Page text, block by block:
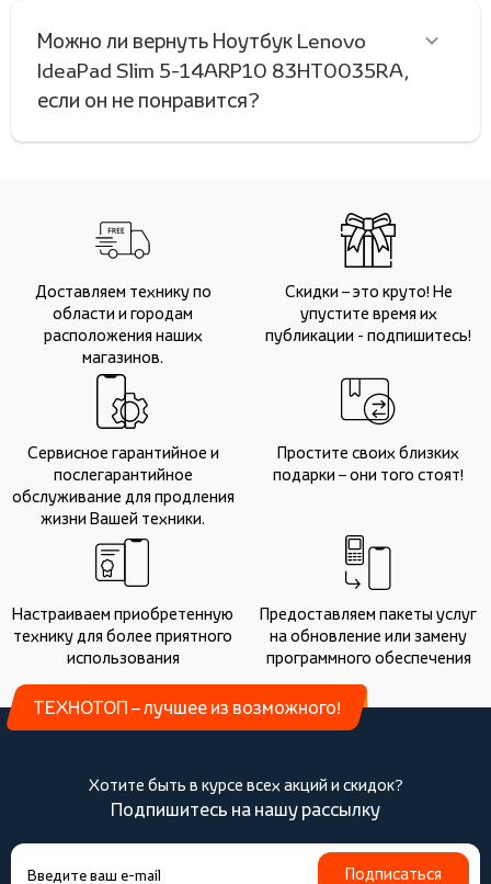
Можно ли вернуть Ноутбук Lenovo
IdeaPad Slim 5-14ARP10 83HT0035RA,
если он не понравится?
Доставляем технику по
области и городам
расположения наших
магазинов.
Скидки – это круто! Не
упустите время их
публикации - подпишитесь!
Сервисное гарантийное и
послегарантийное
обслуживание для продления
жизни Вашей техники.
Простите своих близких
подарки – они того стоят!
Настраиваем приобретенную
технику для более приятного
использования
Предоставляем пакеты услуг
на обновление или замену
программного обеспечения
ТЕХНОТОП – лучшее из возможного!
Хотите быть в курсе всех акций и скидок?
Подпишитесь на нашу рассылку
Подписаться